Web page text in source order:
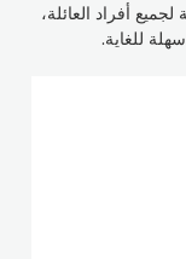
أفراد العائلة،
للغاية.